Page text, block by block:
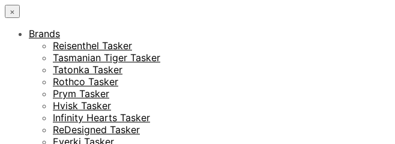
×
Brands
Reisenthel Tasker
Tasmanian Tiger Tasker
Tatonka Tasker
Rothco Tasker
Prym Tasker
Hvisk Tasker
Infinity Hearts Tasker
ReDesigned Tasker
Everki Tasker